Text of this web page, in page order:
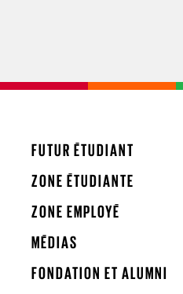
FUTUR ÉTUDIANT
ZONE ÉTUDIANTE
ZONE EMPLOYÉ
MÉDIAS
FONDATION ET ALUMNI